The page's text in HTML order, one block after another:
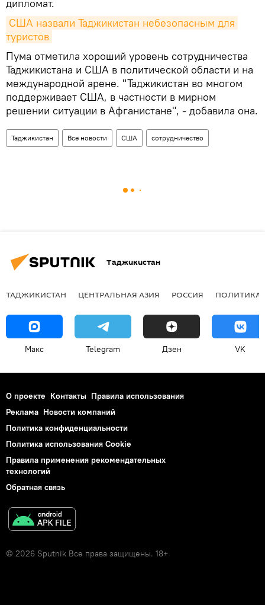
дипломат.
США назвали Таджикистан небезопасным для
туристов
Пума отметила хороший уровень сотрудничества
Таджикистана и США в политической области и на
международной арене. "Таджикистан во многом
поддерживает США, в частности в мирном
решении ситуации в Афганистане", - добавила она.
Таджикистан Все новости США сотрудничество
Таджикистан
ТАДЖИКИСТАН ЦЕНТРАЛЬНАЯ АЗИЯ РОССИЯ ПОЛИТИКА
Макс Telegram Дзен VK
О проекте Контакты Правила использования
Реклама Новости компаний
Политика конфиденциальности
Политика использования Cookie
Правила применения рекомендательных
технологий
Обратная связь
© 2026 Sputnik Все права защищены. 18+